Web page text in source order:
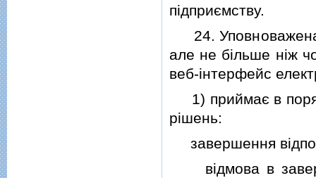
пiдприємству.
24. Уповноважена
але не бiльше нiж
веб-iнтерфейс
1) приймає в
рiшень:
завершення
вiдмова в